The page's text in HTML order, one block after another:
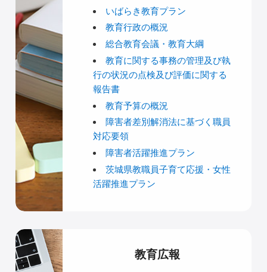
いばらき教育プラン
教育行政の概況
総合教育会議・教育大綱
教育に関する事務の管理及び執
行の状況の点検及び評価に関する
報告書
教育予算の概況
障害者差別解消法に基づく職員
対応要領
障害者活躍推進プラン
茨城県教職員子育て応援・女性
活躍推進プラン
教育広報